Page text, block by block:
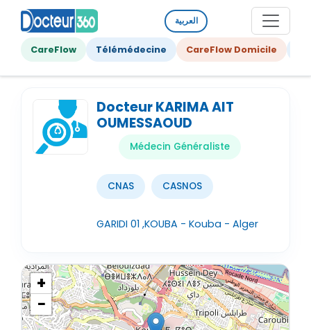
العربية
CareFlow Télémédecine CareFlow Domicile
Docteur KARIMA AIT
OUMESSAOUD
Médecin Généraliste
CNAS CASNOS
GARIDI 01 ,KOUBA - Kouba - Alger
+
−